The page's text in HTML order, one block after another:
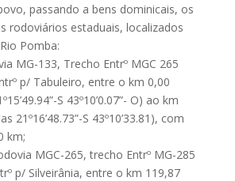
passando a bens dominicais, os
rodoviários estaduais, localizados
Pomba:
MG-133, Trecho Entrº MGC 265
p/ Tabuleiro, entre o km 0,00
S 43º10’0.07”- O) ao km
21º16’48.73”-S 43º10’33.81), com
km;
MGC-265, trecho Entrº MG-285
p/ Silveirânia, entre o km 119,87